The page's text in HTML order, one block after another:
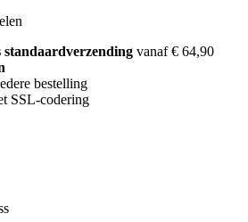
vanaf € 64,90
bestelling
SSL-codering